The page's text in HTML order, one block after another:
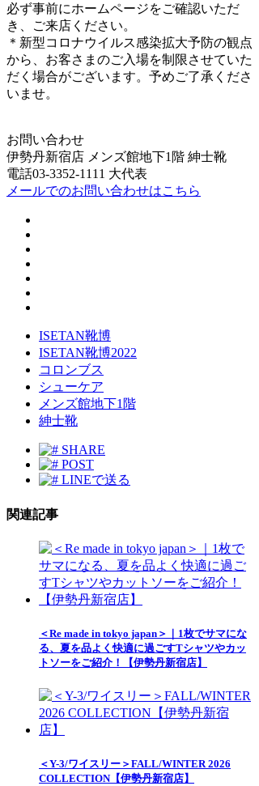
必ず事前にホームページをご確認いただ
き、ご来店ください。
＊新型コロナウイルス感染拡大予防の観点
から、お客さまのご入場を制限させていた
だく場合がございます。予めご了承くださ
いませ。
お問い合わせ
伊勢丹新宿店 メンズ館地下1階 紳士靴
電話03-3352-1111 大代表
メールでのお問い合わせはこちら
ISETAN靴博
ISETAN靴博2022
コロンブス
シューケア
メンズ館地下1階
紳士靴
SHARE
POST
LINEで送る
関連記事
＜Re made in tokyo japan＞｜1枚でサマにな
る、夏を品よく快適に過ごすTシャツやカッ
トソーをご紹介！【伊勢丹新宿店】
＜Y-3/ワイスリー＞FALL/WINTER 2026
COLLECTION【伊勢丹新宿店】